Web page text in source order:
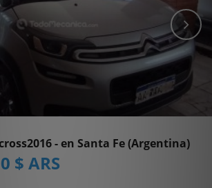
- en Santa Fe (Argentina)
$ ARS